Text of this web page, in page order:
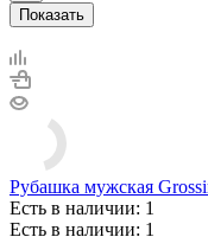
Показать
Рубашка мужская
Есть в наличии: 1
Есть в наличии: 1